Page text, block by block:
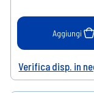
Aggiungi
Help
Verifica disp. in